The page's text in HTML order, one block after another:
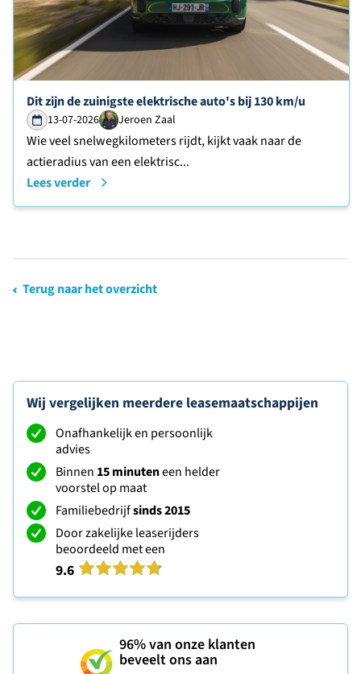
Lees verder over
Dit zijn de zuinigste elektrische auto's bij 130 km/u
13-07-2026 Jeroen Zaal
Wie veel snelwegkilometers rijdt, kijkt vaak naar de
actieradius van een elektrisc...
Lees verder
Terug naar het overzicht
Wij vergelijken meerdere leasemaatschappijen
Onafhankelijk en persoonlijk
advies
Binnen 15 minuteneen helder
voorstel op maat
Familiebedrijfsinds 2015
Door zakelijke leaserijders
beoordeeld met een
9.6
96%van onze klanten
beveelt ons aan